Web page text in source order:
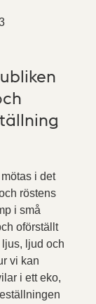
i det
röstens
i små
oförställt
ljud och
vi kan
i ett eko,